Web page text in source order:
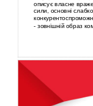
описує власне
сили, основні
- зовнішній образ